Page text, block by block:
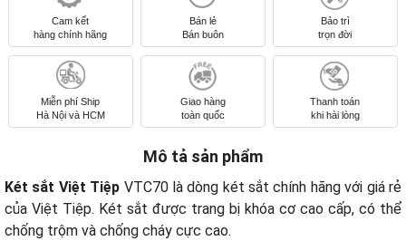
Cam kết
hàng chính hãng
Bán lẻ
Bán buôn
Bảo trì
trọn đời
Miễn phí Ship
Hà Nội và HCM
Giao hàng
toàn quốc
Thanh toán
khi hài lòng
Mô tả sản phẩm
Két sắt Việt Tiệp VTC70 là dòng két sắt chính hãng với giá rẻ
của Việt Tiệp. Két sắt được trang bị khóa cơ cao cấp, có thể
chống trộm và chống cháy cực cao.